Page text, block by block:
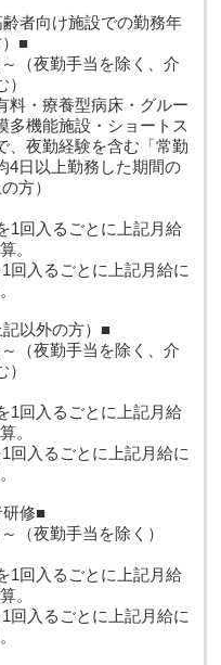
者向け施設での勤務年
■
（夜勤手当を除く、介
料・療養型病床・グルー
多機能施設・ショートス
、夜勤経験を含む「常勤
4日以上勤務した期間の
方）
1回入るごとに上記月給
。
回入るごとに上記月給に
以外の方）■
（夜勤手当を除く、介
1回入るごとに上記月給
。
回入るごとに上記月給に
研修■
（夜勤手当を除く）
1回入るごとに上記月給
。
回入るごとに上記月給に